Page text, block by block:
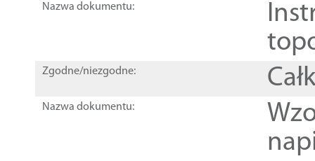
Nazwa dokumentu:
Zgodne/niezgodne:
Nazwa dokumentu: